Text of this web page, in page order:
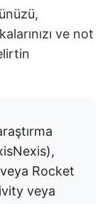
ve not
Rocket
veya